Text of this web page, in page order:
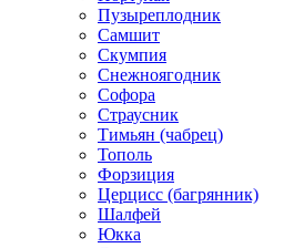
Пузыреплодник
Самшит
Скумпия
Снежноягодник
Софора
Страусник
Тимьян (чабрец)
Тополь
Форзиция
Церцисс (багрянник)
Шалфей
Юкка